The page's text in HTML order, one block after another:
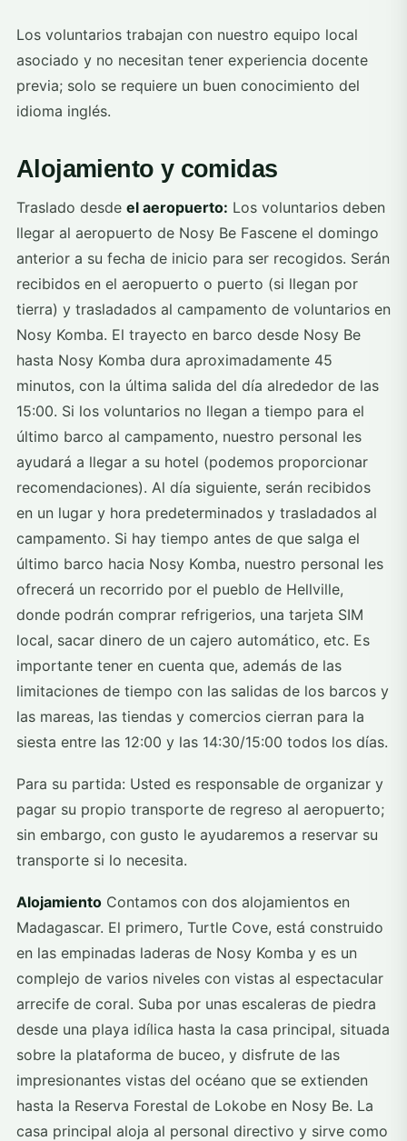
Los voluntarios trabajan con nuestro equipo local
asociado y no necesitan tener experiencia docente
previa; solo se requiere un buen conocimiento del
idioma inglés.
Alojamiento y comidas
Traslado desde el aeropuerto: Los voluntarios deben
llegar al aeropuerto de Nosy Be Fascene el domingo
anterior a su fecha de inicio para ser recogidos. Serán
recibidos en el aeropuerto o puerto (si llegan por
tierra) y trasladados al campamento de voluntarios en
Nosy Komba. El trayecto en barco desde Nosy Be
hasta Nosy Komba dura aproximadamente 45
minutos, con la última salida del día alrededor de las
15:00. Si los voluntarios no llegan a tiempo para el
último barco al campamento, nuestro personal les
ayudará a llegar a su hotel (podemos proporcionar
recomendaciones). Al día siguiente, serán recibidos
en un lugar y hora predeterminados y trasladados al
campamento. Si hay tiempo antes de que salga el
último barco hacia Nosy Komba, nuestro personal les
ofrecerá un recorrido por el pueblo de Hellville,
donde podrán comprar refrigerios, una tarjeta SIM
local, sacar dinero de un cajero automático, etc. Es
importante tener en cuenta que, además de las
limitaciones de tiempo con las salidas de los barcos y
las mareas, las tiendas y comercios cierran para la
siesta entre las 12:00 y las 14:30/15:00 todos los días.
Para su partida: Usted es responsable de organizar y
pagar su propio transporte de regreso al aeropuerto;
sin embargo, con gusto le ayudaremos a reservar su
transporte si lo necesita.
Alojamiento Contamos con dos alojamientos en
Madagascar. El primero, Turtle Cove, está construido
en las empinadas laderas de Nosy Komba y es un
complejo de varios niveles con vistas al espectacular
arrecife de coral. Suba por unas escaleras de piedra
desde una playa idílica hasta la casa principal, situada
sobre la plataforma de buceo, y disfrute de las
impresionantes vistas del océano que se extienden
hasta la Reserva Forestal de Lokobe en Nosy Be. La
casa principal aloja al personal directivo y sirve como